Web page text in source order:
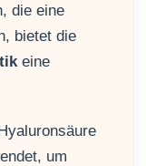
die eine
bietet die
eine
um